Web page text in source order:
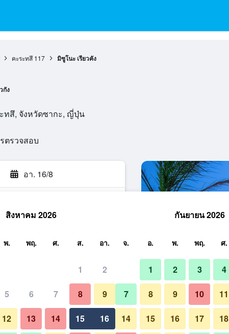
คะระทสึ 117 มิซูโนะ เรียวคัง
กัง
ะทสึ, จังหวัดซากะ, ญี่ปุ่น
ตรวจสอบ
อา. 16/8
มด (ต่อคืน) สระว่ายน้ำ
สิงหาคม 2026
พ. พฤ. ศ. ส. อา.
1 2
5 6 7 8 9
12 13 14 15 16
กันยายน 2026
จ. อ. พ. พฤ. ศ.
1 2 3 4
7 8 9 10 11
14 15 16 17 18